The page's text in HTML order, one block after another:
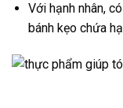
Với hạnh nhân,
bánh kẹo chứa